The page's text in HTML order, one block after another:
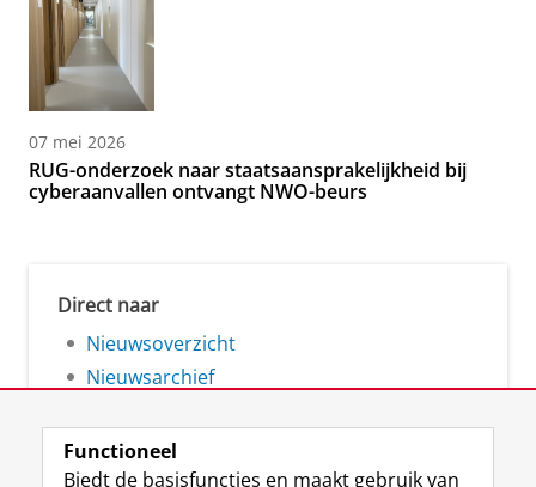
07 mei 2026
RUG-onderzoek naar staatsaansprakelijkheid bij
cyberaanvallen ontvangt NWO-beurs
Direct naar
Nieuwsoverzicht
Nieuwsarchief
Functioneel
Biedt de basisfuncties en maakt gebruik van